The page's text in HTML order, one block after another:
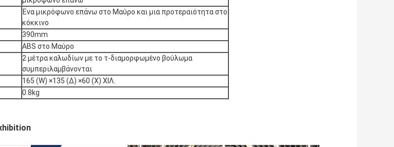
Ένα μικρόφωνο επάνω στο Μαύρο και μια προτεραιότητα στο
κόκκινο
390mm
ABS στο Μαύρο
2 μέτρα καλωδίων με το τ-διαμορφωμένο βούλωμα
συμπεριλαμβάνονται
165 (W) ×135 (Δ) ×60 (Χ) ΧΙΛ.
0.8kg